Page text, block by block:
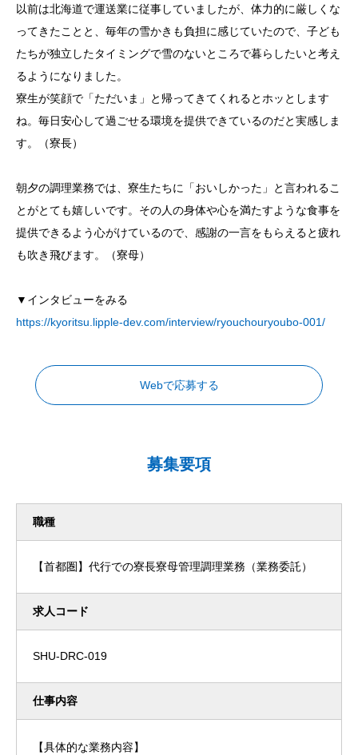
以前は北海道で運送業に従事していましたが、体力的に厳しくな
ってきたことと、毎年の雪かきも負担に感じていたので、子ども
たちが独立したタイミングで雪のないところで暮らしたいと考え
るようになりました。
寮生が笑顔で「ただいま」と帰ってきてくれるとホッとします
ね。毎日安心して過ごせる環境を提供できているのだと実感しま
す。（寮長）
朝夕の調理業務では、寮生たちに「おいしかった」と言われるこ
とがとても嬉しいです。その人の身体や心を満たすような食事を
提供できるよう心がけているので、感謝の一言をもらえると疲れ
も吹き飛びます。（寮母）
▼インタビューをみる
https://kyoritsu.lipple-dev.com/interview/ryouchouryoubo-001/
Webで応募する
募集要項
職種
【首都圏】代行での寮長寮母管理調理業務（業務委託）
求人コード
SHU-DRC-019
仕事内容
【具体的な業務内容】